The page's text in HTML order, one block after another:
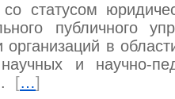
статусом
публичного
организаций в
и научно-
[…]